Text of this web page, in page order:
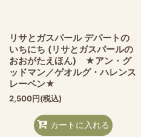
リサとガスパール デパートの
いちにち (リサとガスパールの
おおがたえほん) ★アン・グ
ッドマン／ゲオルグ・ハレンス
レーベン★
2,500円(税込)
カートに入れる